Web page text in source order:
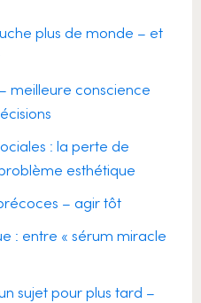
plus de monde – et
meilleure conscience
: la perte de
esthétique
– agir tôt
: entre « sérum miracle
sujet pour plus tard –